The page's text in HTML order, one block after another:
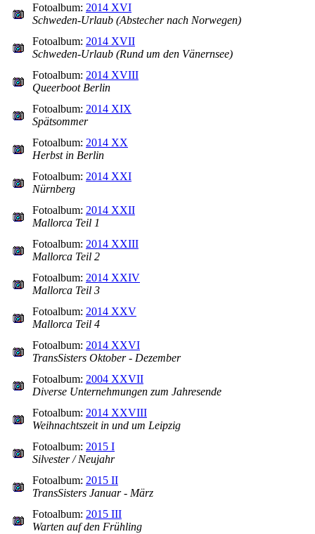
Fotoalbum: 2014 XVI
Schweden-Urlaub (Abstecher nach Norwegen)
Fotoalbum: 2014 XVII
Schweden-Urlaub (Rund um den Vänernsee)
Fotoalbum: 2014 XVIII
Queerboot Berlin
Fotoalbum: 2014 XIX
Spätsommer
Fotoalbum: 2014 XX
Herbst in Berlin
Fotoalbum: 2014 XXI
Nürnberg
Fotoalbum: 2014 XXII
Mallorca Teil 1
Fotoalbum: 2014 XXIII
Mallorca Teil 2
Fotoalbum: 2014 XXIV
Mallorca Teil 3
Fotoalbum: 2014 XXV
Mallorca Teil 4
Fotoalbum: 2014 XXVI
TransSisters Oktober - Dezember
Fotoalbum: 2004 XXVII
Diverse Unternehmungen zum Jahresende
Fotoalbum: 2014 XXVIII
Weihnachtszeit in und um Leipzig
Fotoalbum: 2015 I
Silvester / Neujahr
Fotoalbum: 2015 II
TransSisters Januar - März
Fotoalbum: 2015 III
Warten auf den Frühling